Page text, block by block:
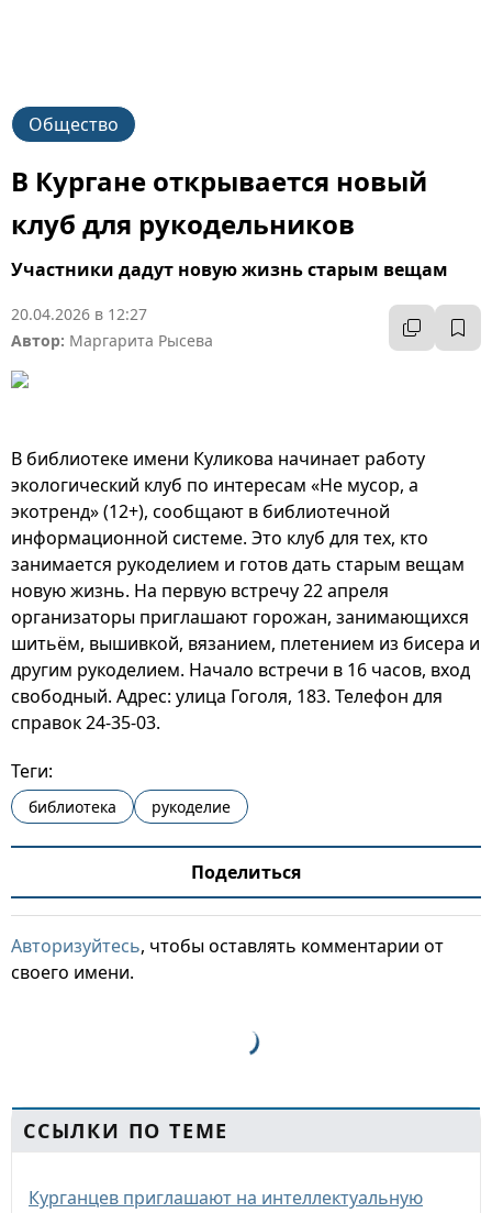
Общество
В Кургане открывается новый
клуб для рукодельников
Участники дадут новую жизнь старым вещам
20.04.2026 в 12:27
Автор: Маргарита Рысева
В библиотеке имени Куликова начинает работу
экологический клуб по интересам «Не мусор, а
экотренд» (12+), сообщают в библиотечной
информационной системе. Это клуб для тех, кто
занимается рукоделием и готов дать старым вещам
новую жизнь. На первую встречу 22 апреля
организаторы приглашают горожан, занимающихся
шитьём, вышивкой, вязанием, плетением из бисера и
другим рукоделием. Начало встречи в 16 часов, вход
свободный. Адрес: улица Гоголя, 183. Телефон для
справок 24-35-03.
Теги:
библиотека рукоделие
Поделиться
Авторизуйтесь, чтобы оставлять комментарии от
своего имени.
ССЫЛКИ ПО ТЕМЕ
Курганцев приглашают на интеллектуальную